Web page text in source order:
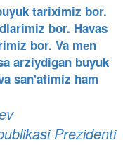
tariximiz bor.
bor. Havas
bor. Va mеn
arziydigan buyuk
san'atimiz ham
Prezidenti